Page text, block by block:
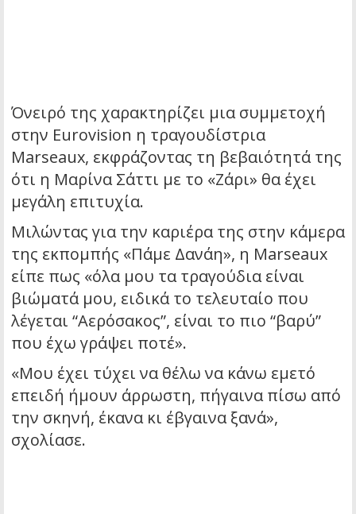
Όνειρό της χαρακτηρίζει μια συμμετοχή
στην Eurovision η τραγουδίστρια
Marseaux, εκφράζοντας τη βεβαιότητά της
ότι η Μαρίνα Σάττι με το «Ζάρι» θα έχει
μεγάλη επιτυχία.
Μιλώντας για την καριέρα της στην κάμερα
της εκπομπής «Πάμε Δανάη», η Marseaux
είπε πως «όλα μου τα τραγούδια είναι
βιώματά μου, ειδικά το τελευταίο που
λέγεται “Αερόσακος”, είναι το πιο “βαρύ”
που έχω γράψει ποτέ».
«Μου έχει τύχει να θέλω να κάνω εμετό
επειδή ήμουν άρρωστη, πήγαινα πίσω από
την σκηνή, έκανα κι έβγαινα ξανά»,
σχολίασε.